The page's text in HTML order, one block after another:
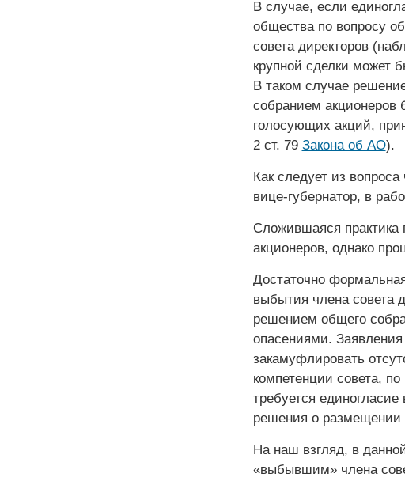
В случае, если
общества по вопросу
совета директоров
крупной сделки может
В таком случае
собранием акционеров
голосующих акций,
2 ст. 79 Закона об АО).
Как следует из
вице-губернатор, в
Сложившаяся практика
акционеров, однако
Достаточно
выбытия члена совета
решением общего
опасениями.
закамуфлировать
компетенции совета,
требуется
решения о
На наш взгляд, в
«выбывшим» члена